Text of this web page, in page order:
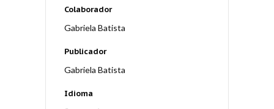
Colaborador
Gabriela Batista
Publicador
Gabriela Batista
Idioma